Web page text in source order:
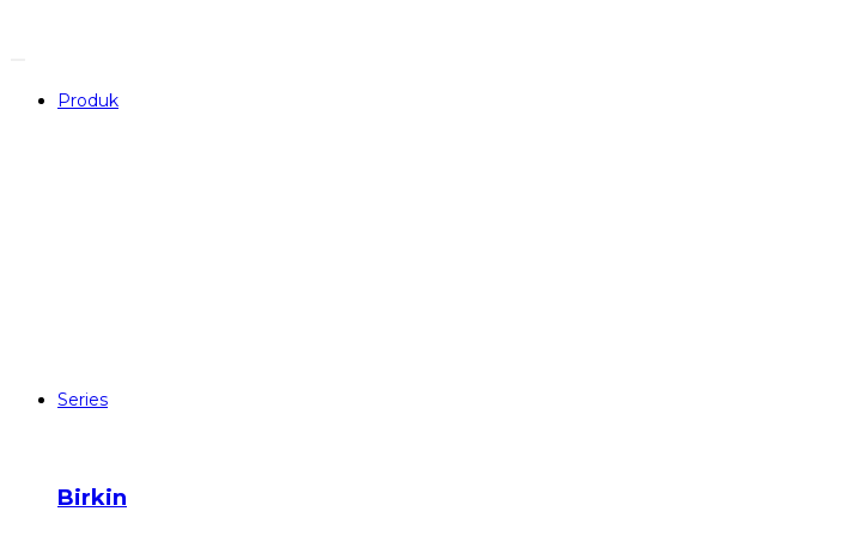
Produk
Series
Birkin